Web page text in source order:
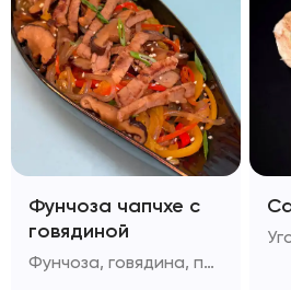
Фунчоза чапчхе с
говядиной
Фунчоза, говядина, перец болгарский, грибы шитаке, приправа дашида, кунжутное масло